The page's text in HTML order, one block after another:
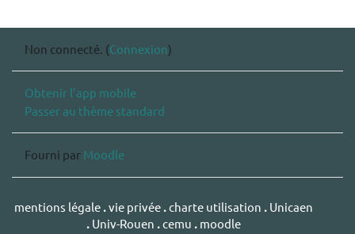
Non connecté. (Connexion)
Obtenir l’app mobile
Passer au thème standard
Fourni par Moodle
mentions légale .vie privée .charte utilisation . Unicaen
. Univ-Rouen .cemu . moodle